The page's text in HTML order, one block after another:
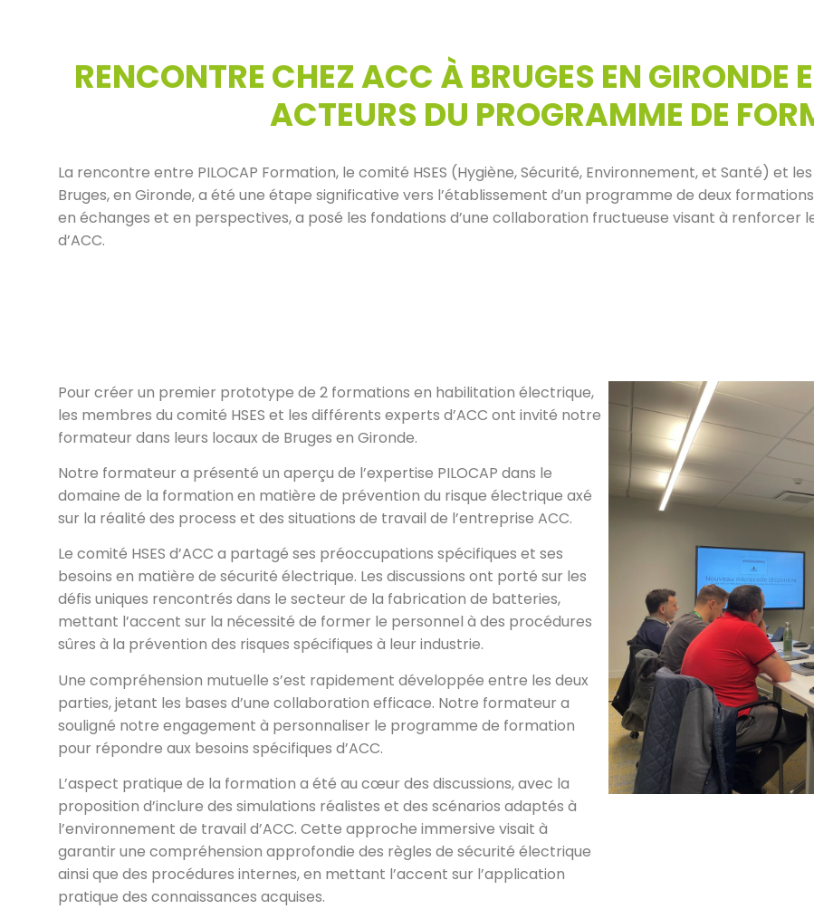
RENCONTRE CHEZ ACC À BRUGES EN GIRONDE
ACTEURS DU PROGRAMME DE
La rencontre entre PILOCAP Formation, le comité HSES (Hygiène, Sécurité, Environnement, et Santé) et
Bruges, en Gironde, a été une étape significative vers l’établissement d’un programme de deux
en échanges et en perspectives, a posé les fondations d’une collaboration fructueuse visant à
d’ACC.
Pour créer un premier prototype de 2 formations en habilitation électrique,
les membres du comité HSES et les différents experts d’ACC ont invité notre
formateur dans leurs locaux de Bruges en Gironde.
Notre formateur a présenté un aperçu de l’expertise PILOCAP dans le
domaine de la formation en matière de prévention du risque électrique axé
sur la réalité des process et des situations de travail de l’entreprise ACC.
Le comité HSES d’ACC a partagé ses préoccupations spécifiques et ses
besoins en matière de sécurité électrique. Les discussions ont porté sur les
défis uniques rencontrés dans le secteur de la fabrication de batteries,
mettant l’accent sur la nécessité de former le personnel à des procédures
sûres à la prévention des risques spécifiques à leur industrie.
Une compréhension mutuelle s’est rapidement développée entre les deux
parties, jetant les bases d’une collaboration efficace. Notre formateur a
souligné notre engagement à personnaliser le programme de formation
pour répondre aux besoins spécifiques d’ACC.
L’aspect pratique de la formation a été au cœur des discussions, avec la
proposition d’inclure des simulations réalistes et des scénarios adaptés à
l’environnement de travail d’ACC. Cette approche immersive visait à
garantir une compréhension approfondie des règles de sécurité électrique
ainsi que des procédures internes, en mettant l’accent sur l’application
pratique des connaissances acquises.